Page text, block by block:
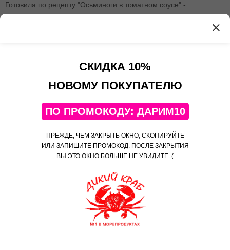
Готовила по рецепту "Осьминоги в томатном соусе" -
получилось очень вкусно!
Здравствуйте. Ольга, будем рады видеть вас в числе
постоянных покупателей.
Осьминог целый, крупный 2-3 кг (замороженный
6 минназад
СКИДКА 10%
НОВОМУ ПОКУПАТЕЛЮ
ПО ПРОМОКОДУ: ДАРИМ10
ПРЕЖДЕ, ЧЕМ ЗАКРЫТЬ ОКНО, СКОПИРУЙТЕ
ИЛИ ЗАПИШИТЕ ПРОМОКОД. ПОСЛЕ ЗАКРЫТИЯ
ВЫ ЭТО ОКНО БОЛЬШЕ НЕ УВИДИТЕ :(